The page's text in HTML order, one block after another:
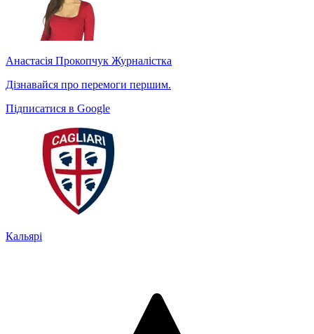
Анастасія Прокопчук Журналістка
Дізнавайся про перемоги першим.
Підписатися в Google
Кальярі